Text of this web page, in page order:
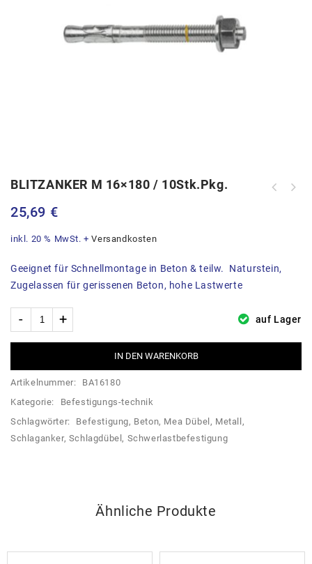
BLITZANKER M 16×180 / 10Stk.Pkg.
25,69 €
inkl. 20 % MwSt. +Versandkosten
Geeignet für Schnellmontage in Beton & teilw. Naturstein,
Zugelassen für gerissenen Beton, hohe Lastwerte
auf Lager
IN DEN WARENKORB
Artikelnummer:
BA16180
Kategorie:
Befestigungs-technik
Schlagwörter:
Befestigung, Beton, Mea Dübel , Metall ,
Schlaganker, Schlagdübel , Schwerlastbefestigung
Ähnliche Produkte